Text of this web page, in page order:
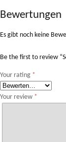
Bewertungen
Es gibt noch keine
Be the first to review
Your rating *
Your review *